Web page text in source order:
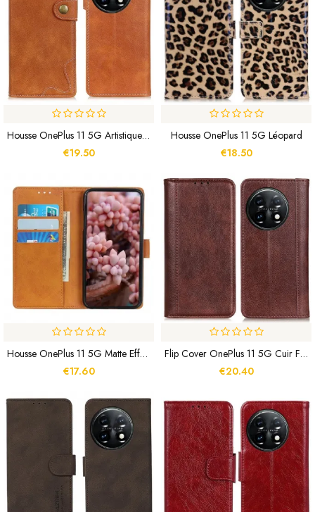
Housse OnePlus 11 5G Artistique Et Coutures
€19.50
Housse OnePlus 11 5G Léopard
€18.50
Housse OnePlus 11 5G Matte Effet Cuir Rétro
€17.60
Flip Cover OnePlus 11 5G Cuir Fendu Stylé
€20.40